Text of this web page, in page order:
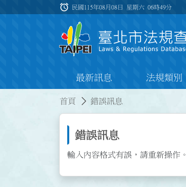
:::
alarm 民國115年08月08日 星期六06時49分
最新訊息 法規類別
首頁 錯誤訊息
錯誤訊息
輸入內容格式有誤，請重新操作。